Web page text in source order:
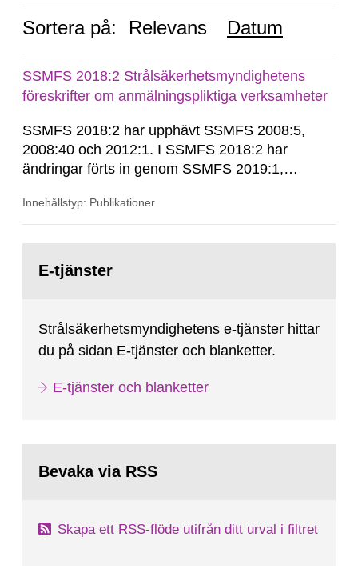
Sortera på: Relevans Datum
SSMFS 2018:2 Strålsäkerhetsmyndighetens
föreskrifter om anmälningspliktiga verksamheter
SSMFS 2018:2 har upphävt SSMFS 2008:5,
2008:40 och 2012:1. I SSMFS 2018:2 har
ändringar förts in genom SSMFS 2019:1,
Innehållstyp: Publikationer
sida:E-tjänster
Strålsäkerhetsmyndighetens e-tjänster hittar
du på sidan E-tjänster och blanketter.
E-tjänster och blanketter
Bevaka via RSS
Skapa ett RSS-flöde utifrån ditt urval i filtret